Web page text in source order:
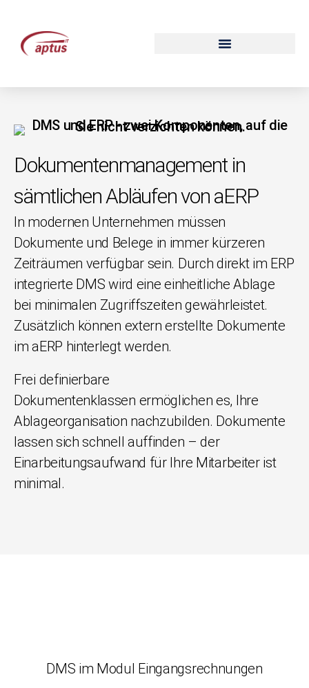
Dokumentenmanagement in
sämtlichen Abläufen von aERP
In modernen Unternehmen müssen
Dokumente und Belege in immer kürzeren
Zeiträumen verfügbar sein. Durch direkt im ERP
integrierte DMS wird eine einheitliche Ablage
bei minimalen Zugriffszeiten gewährleistet.
Zusätzlich können extern erstellte Dokumente
im aERP hinterlegt werden.
Frei definierbare
Dokumentenklassen ermöglichen es, Ihre
Ablageorganisation nachzubilden. Dokumente
lassen sich schnell auffinden – der
Einarbeitungsaufwand für Ihre Mitarbeiter ist
minimal.
DMS im Modul Eingangsrechnungen